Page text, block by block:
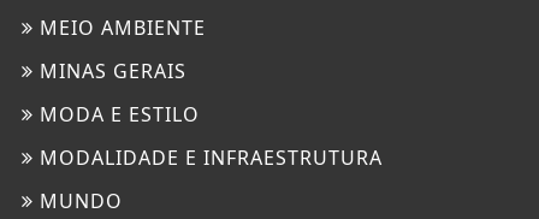
MEIO AMBIENTE
MINAS GERAIS
MODA E ESTILO
MODALIDADE E INFRAESTRUTURA
MUNDO